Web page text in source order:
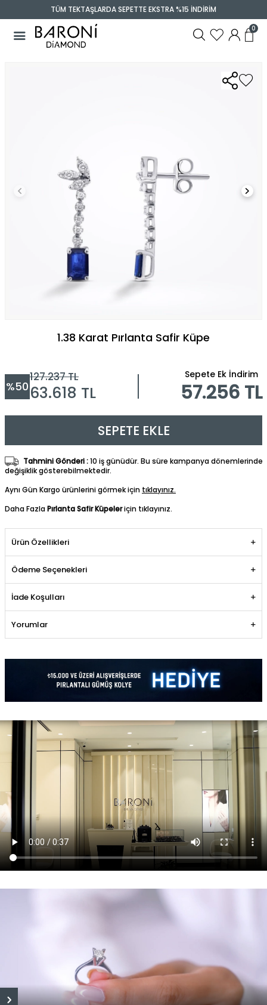
TÜM TEKTAŞLARDA SEPETTE EKSTRA %15 İNDİRİM
0
1.38 Karat Pırlanta Safir Küpe
%50
127.237TL
63.618 TL
Sepete Ek İndirim
57.256 TL
SEPETE EKLE
Tahmini Gönderi :10 iş günüdür. Bu süre kampanya dönemlerinde
değişiklik gösterebilmektedir.
Aynı Gün Kargo ürünlerini görmek için tıklayınız.
Daha FazlaPırlanta Safir Küpeleriçin tıklayınız.
Ürün Özellikleri
Ödeme Seçenekleri
İade Koşulları
Yorumlar